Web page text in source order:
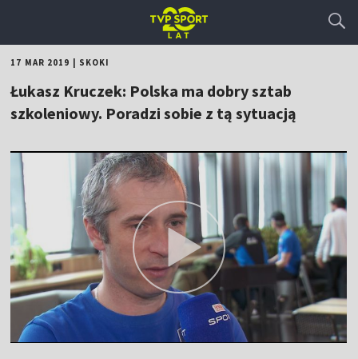
17 MAR 2019 SKOKI
Łukasz Kruczek: Polska ma dobry sztab
szkoleniowy. Poradzi sobie z tą sytuacją